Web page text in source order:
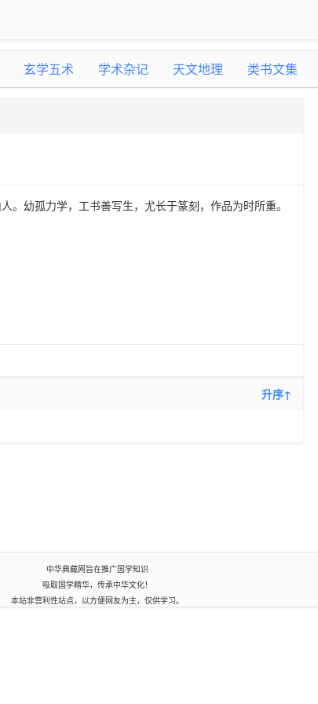
玄学五术 学术杂记 天文地理 类书文集
。幼孤力学，工书善写生，尤长于篆刻，作品为时所重。
升序↑
中华典藏网旨在推广国学知识
吸取国学精华，传承中华文化！
本站非营利性站点，以方便网友为主，仅供学习。